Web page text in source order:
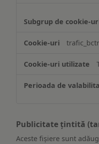
Publicitate țintită
Aceste fișiere sunt